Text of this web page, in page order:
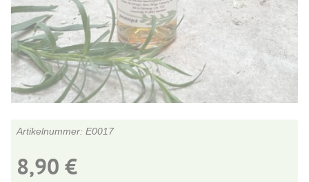
E0017
8,90 €